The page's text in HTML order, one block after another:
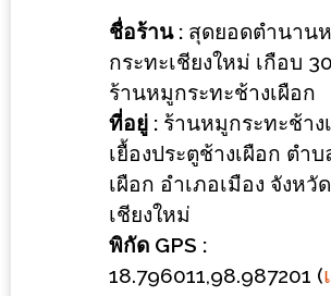
สวย
ร้าน
รวย
เสน่ห์
ของ
เชียงใหม่
ที่
ต้อง
ไป
ลอง
ชื่อร้าน : สุดยอดตำนาน
กระทะเชียงใหม่ เกือบ
ร้านหมูกระทะช้างเผือก
ที่อยู่ : ร้านหมูกระทะช้าง
เยื้องประตูช้างเผือก ตำบ
เผือก อำเภอเมือง จังหวัด
เชียงใหม่
พิกัด GPS :
18.796011,98.987201 (